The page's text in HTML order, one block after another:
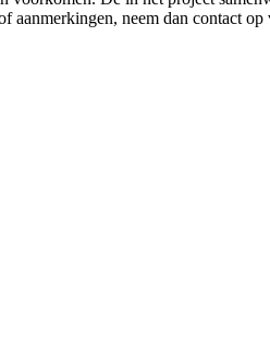
aanmerkingen, neem dan contact